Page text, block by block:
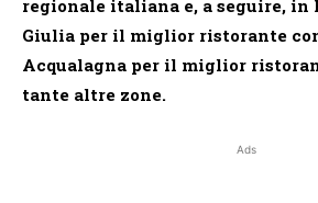
regionale italiana e, a seguire,
Giulia per il miglior ristorante
Acqualagna per il miglior
tante altre zone.
Ads